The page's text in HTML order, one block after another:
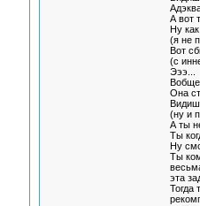
А вот
Ну
(я не
Вот
(с
Эээ...
Она
(ну и
А ты
Ты
Ну
Ты
эта
Тогда